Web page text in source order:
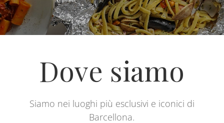
Dove siamo
Siamo nei luoghi più esclusivi e iconici di
Barcellona.